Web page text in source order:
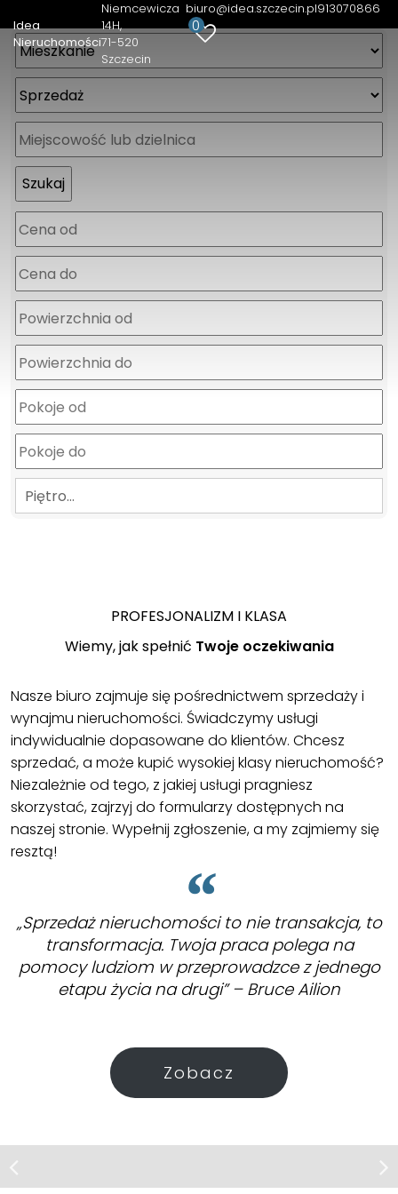
Idea
Nieruchomości
Niemcewicza
14H
71-520
Szczecin
biuro@idea.szczecin.pl913070866
0
Piętro…
PROFESJONALIZM I KLASA
Wiemy, jak spełnić Twoje oczekiwania
Nasze biuro zajmuje się pośrednictwem sprzedaży i
wynajmu nieruchomości. Świadczymy usługi
indywidualnie dopasowane do klientów. Chcesz
sprzedać, a może kupić wysokiej klasy nieruchomość?
Niezależnie od tego, z jakiej usługi pragniesz
skorzystać, zajrzyj do formularzy dostępnych na
naszej stronie. Wypełnij zgłoszenie, a my zajmiemy się
resztą!
„Sprzedaż nieruchomości to nie transakcja, to
transformacja. Twoja praca polega na
pomocy ludziom w przeprowadzce z jednego
etapu życia na drugi” – Bruce Ailion
Zobacz
Działka | Sprzedaż